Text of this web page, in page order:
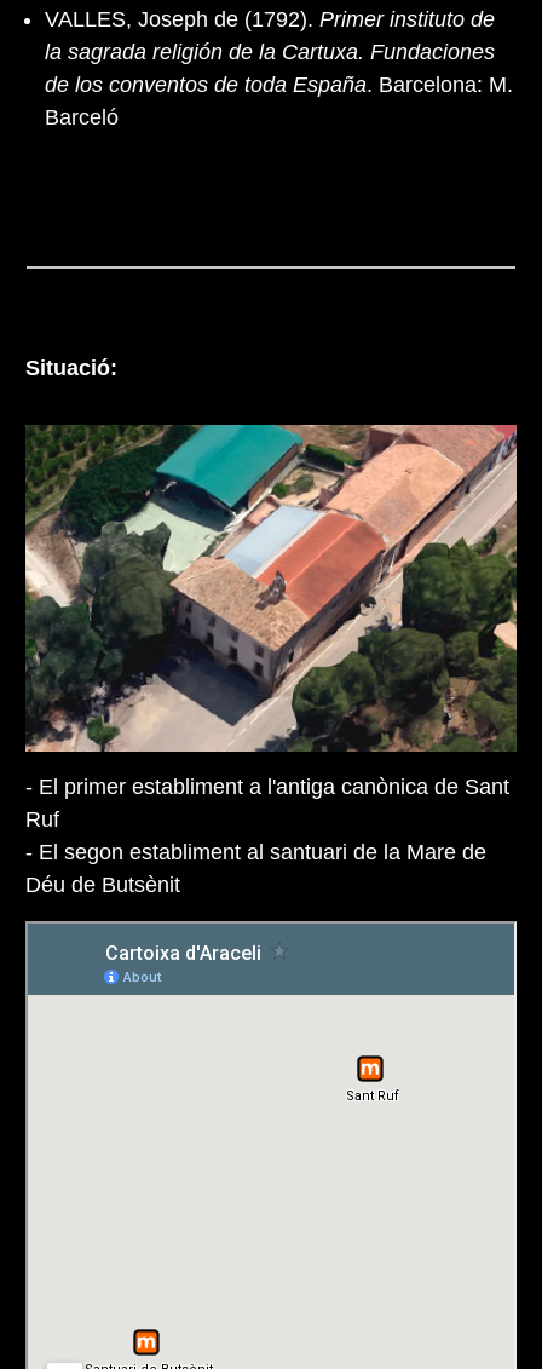
VALLES, Joseph de (1792). Primer instituto de
la sagrada religión de la Cartuxa. Fundaciones
de los conventos de toda España. Barcelona: M.
Barceló
Situació:
- El primer establiment a l'antiga canònica de Sant
Ruf
- El segon establiment al santuari de la Mare de
Déu de Butsènit